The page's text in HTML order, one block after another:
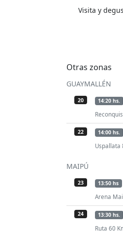
Visita y
Otras zonas
GUAYMALLÉN
20 14:20 hs.
22 14:00 hs.
Uspallata
MAIPÚ
23 13:50 hs
Arena
24 13:30 hs.
Ruta 60